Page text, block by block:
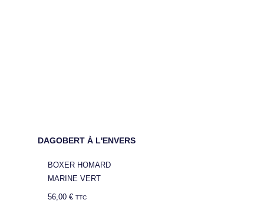
DAGOBERT À L'ENVERS
BOXER HOMARD
MARINE VERT
56,00€ TTC